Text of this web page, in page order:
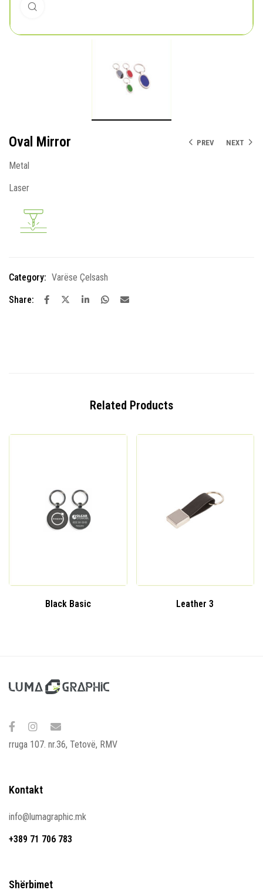
PREV NEXT
Oval Mirror
Metal
Laser
Category: Varëse Çelsash
Share:
Related Products
Black Basic Leather 3
rruga 107. nr.36, Tetovë, RMV
Kontakt
info@lumagraphic.mk
+389 71 706 783
Shërbimet